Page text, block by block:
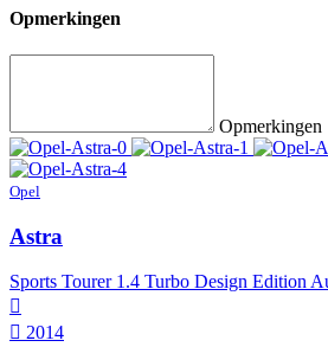
Opmerkingen
Opmerkingen
Opel
Astra
Sports Tourer 1.4 Turbo Design Edition
2014